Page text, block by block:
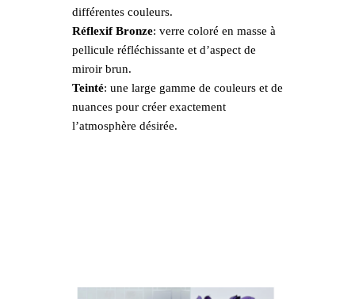
différentes couleurs.
Réflexif Bronze: verre coloré en masse à
pellicule réfléchissante et d’aspect de
miroir brun.
Teinté: une large gamme de couleurs et de
nuances pour créer exactement
l’atmosphère désirée.